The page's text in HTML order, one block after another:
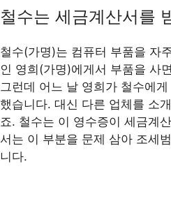
철수는 세금계산서를
철수(가명)는 컴퓨터 부품을 자
인 영희(가명)에게서 부품을 사
그런데 어느 날 영희가 철수에
했습니다. 대신 다른 업체를 소
죠. 철수는 이 영수증이 세금계
서는 이 부분을 문제 삼아 조세
니다.